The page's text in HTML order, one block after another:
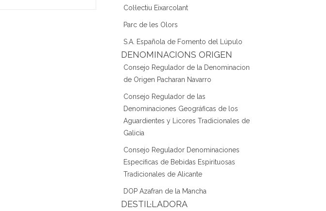
Col·lectiu Eixarcolant
Parc de les Olors
S.A. Española de Fomento del Lúpulo
DENOMINACIONS ORIGEN
Consejo Regulador de la Denominacion
de Origen Pacharan Navarro
Consejo Regulador de las
Denominaciones Geográficas de los
Aguardientes y Licores Tradicionales de
Galicia
Consejo Regulador Denominaciones
Específicas de Bebidas Espirituosas
Tradicionales de Alicante
DOP Azafran de la Mancha
DESTIL·LADORA